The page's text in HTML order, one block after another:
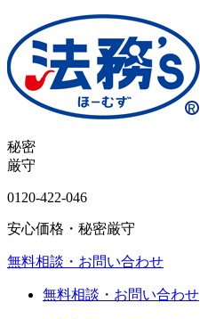
秘密
厳守
0120-422-046
安心価格・秘密厳守
無料相談・お問い合わせ
無料相談・お問い合わせ